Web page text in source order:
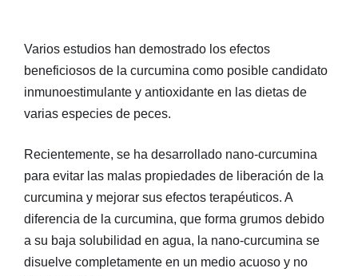
Varios estudios han demostrado los efectos
beneficiosos de la curcumina como posible candidato
inmunoestimulante y antioxidante en las dietas de
varias especies de peces.
Recientemente, se ha desarrollado nano-curcumina
para evitar las malas propiedades de liberación de la
curcumina y mejorar sus efectos terapéuticos. A
diferencia de la curcumina, que forma grumos debido
a su baja solubilidad en agua, la nano-curcumina se
disuelve completamente en un medio acuoso y no